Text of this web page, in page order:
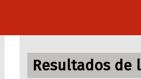
Resultados de